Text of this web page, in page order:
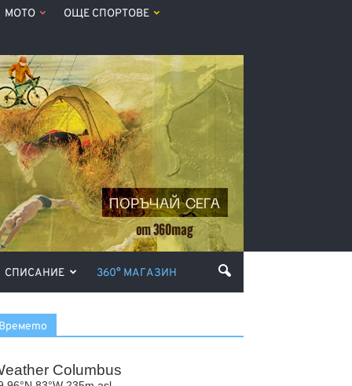
МОТО ОЩЕ СПОРТОВЕ
СПИСАНИЕ 360° МАГАЗИН